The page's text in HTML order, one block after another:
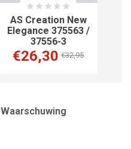
AS Creation New
Elegance 375563 /
37556-3
€26,30 €32,95
Waarschuwing